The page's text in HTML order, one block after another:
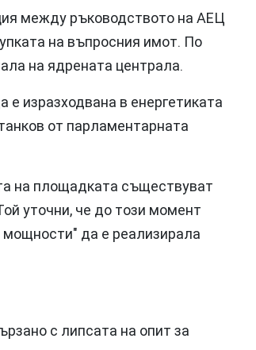
между ръководството на АЕЦ
на въпросния имот. По
на ядрената централа.
изразходвана в енергетиката
от парламентарната
на площадката съществуват
уточни, че до този момент
да е реализирала
с липсата на опит за